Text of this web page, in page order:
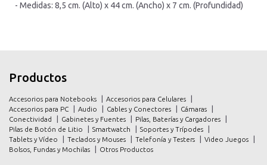
- Medidas: 8,5 cm. (Alto) x 44 cm. (Ancho) x 7 cm. (Profundidad)
productos
promociones
contacto
promociones
contacto
Productos
Accesorios para Notebooks
Accesorios para Celulares
Accesorios para PC
Audio Cables y Conectores
Cámaras
Conectividad
Gabinetes y Fuentes
Pilas, Baterías y Cargadores
Pilas de Botón de Litio
Smartwatch
Soportes y Trípodes
Tablets y Vídeo
Teclados y Mouses Telefonía y Testers
Video Juegos
Bolsos, Fundas y Mochilas
Otros Productos